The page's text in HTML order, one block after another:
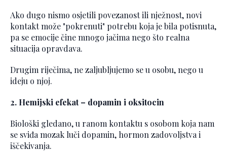
Ako dugo nismo osjetili povezanost ili nježnost, novi
kontakt može "pokrenuti" potrebu koja je bila potisnuta,
pa se emocije čine mnogo jačima nego što realna
situacija opravdava.
Drugim riječima, ne zaljubljujemo se u osobu, nego u
ideju o njoj.
2. Hemijski efekat – dopamin i oksitocin
Biološki gledano, u ranom kontaktu s osobom koja nam
se sviđa mozak luči dopamin, hormon zadovoljstva i
iščekivanja.